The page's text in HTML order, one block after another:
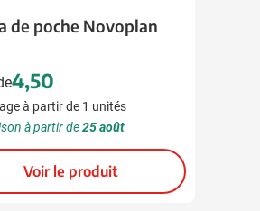
de poche Novoplan
4,50
à partir de 1 unités
à partir de25 août
Voir le produit